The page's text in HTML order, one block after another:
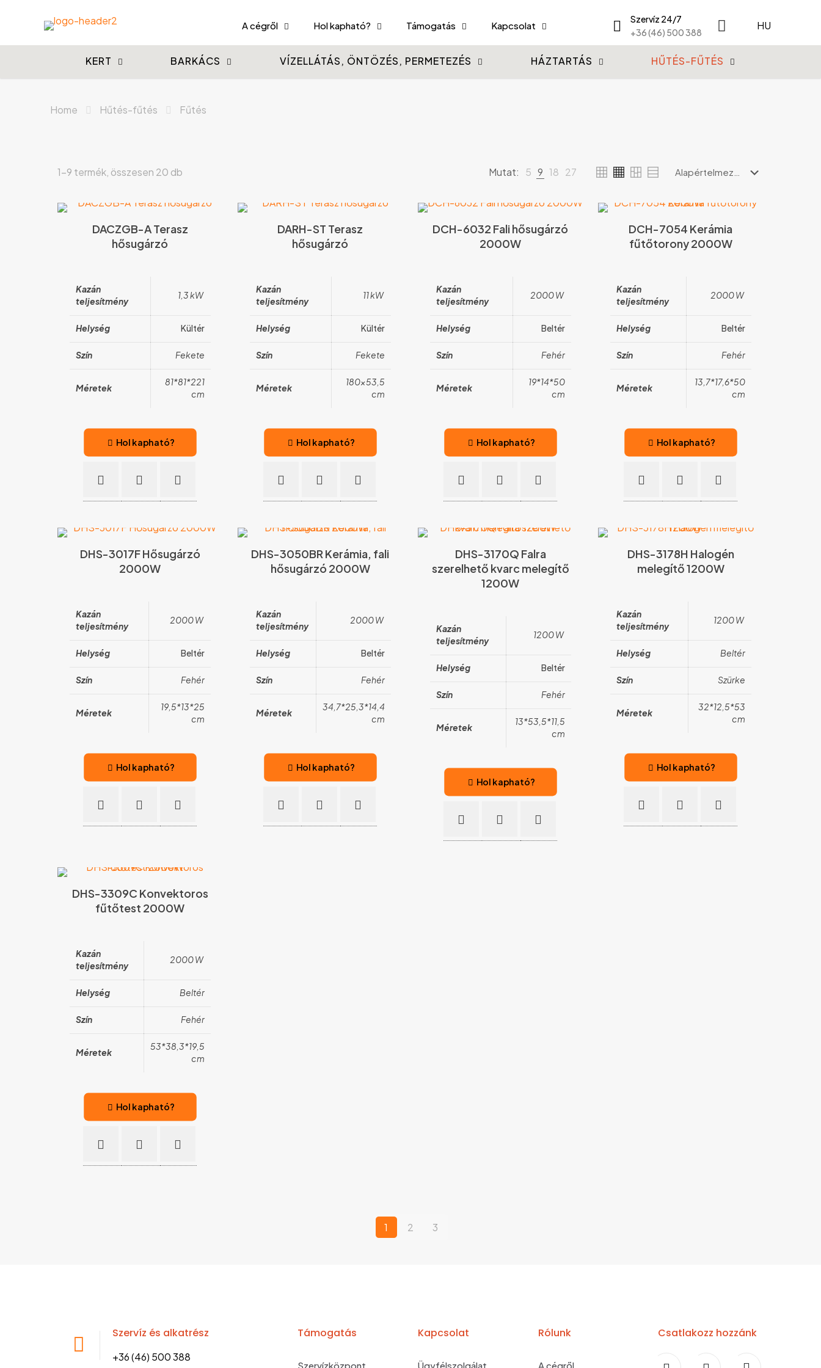
A cégről Hol kapható? Támogatás Kapcsolat
Szervíz 24/7
+36 (46) 500 388
HU
KERT BARKÁCS VÍZELLÁTÁS, ÖNTÖZÉS, PERMETEZÉS HÁZTARTÁS HŰTÉS-FŰTÉS
Home Hűtés-fűtés Fűtés
1–9 termék, összesen 20 db Mutat: 5 9 18 27
DACZGB-A Terasz
hősugárzó
Kazán
teljesítmény
1,3 kW
Helység Kültér
Szín Fekete
Méretek
81*81*221
cm
Hol kapható?
DARH-ST Terasz
hősugárzó
Kazán
teljesítmény
11 kW
Helység Kültér
Szín Fekete
Méretek
180×53,5
cm
Hol kapható?
DCH-6032 Fali hősugárzó
2000W
Kazán
teljesítmény
2000 W
Helység Beltér
Szín Fehér
Méretek
19*14*50
cm
Hol kapható?
DCH-7054 Kerámia
fűtőtorony 2000W
Kazán
teljesítmény
2000 W
Helység Beltér
Szín Fehér
Méretek
13,7*17,6*50
cm
Hol kapható?
DHS-3017F Hősugárzó
2000W
Kazán
teljesítmény
2000 W
Helység Beltér
Szín Fehér
Méretek
19,5*13*25
cm
Hol kapható?
DHS-3050BR Kerámia, fali
hősugárzó 2000W
Kazán
teljesítmény
2000 W
Helység Beltér
Szín Fehér
Méretek
34,7*25,3*14,4
cm
Hol kapható?
DHS-3170Q Falra
szerelhető kvarc melegítő
1200W
Kazán
teljesítmény
1200 W
Helység Beltér
Szín Fehér
Méretek
13*53,5*11,5
cm
Hol kapható?
DHS-3178H Halogén
melegítő 1200W
Kazán
teljesítmény
1200 W
Helység Beltér
Szín Szürke
Méretek
32*12,5*53
cm
Hol kapható?
DHS-3309C Konvektoros
fűtőtest 2000W
Kazán
teljesítmény
2000 W
Helység Beltér
Szín Fehér
Méretek
53*38,3*19,5
cm
Hol kapható?
1 2 3
Szervíz és alkatrész
+36 (46) 500 388
Támogatás
Szervízközpont
Kapcsolat
Ügyfélszolgálat
Rólunk
A cégről
Csatlakozz hozzánk